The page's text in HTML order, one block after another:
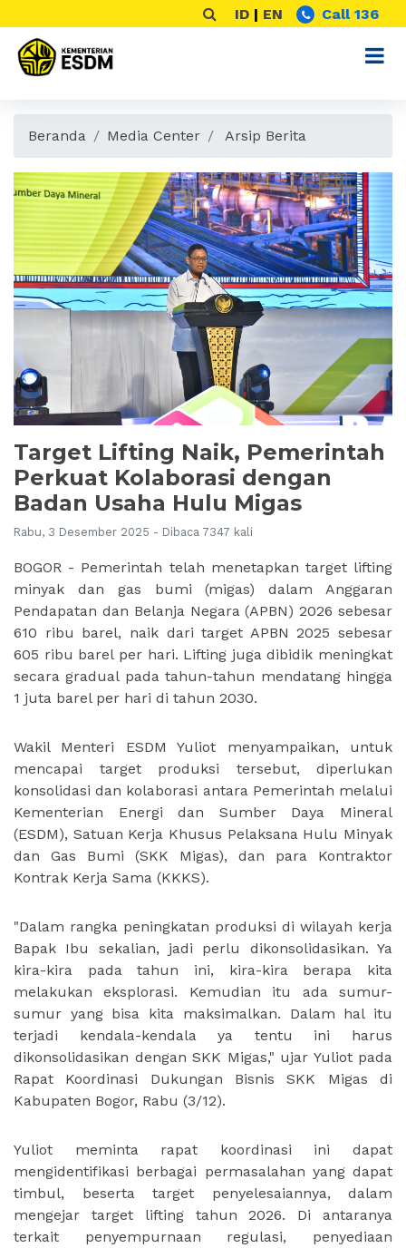
ID | EN Call 136
Beranda Media Center Arsip Berita
Target Lifting Naik, Pemerintah
Perkuat Kolaborasi dengan
Badan Usaha Hulu Migas
Rabu, 3 Desember 2025 - Dibaca 7347 kali
BOGOR - Pemerintah telah menetapkan target lifting
minyak dan gas bumi (migas) dalam Anggaran
Pendapatan dan Belanja Negara (APBN) 2026 sebesar
610 ribu barel, naik dari target APBN 2025 sebesar
605 ribu barel per hari. Lifting juga dibidik meningkat
secara gradual pada tahun-tahun mendatang hingga
1 juta barel per hari di tahun 2030.
Wakil Menteri ESDM Yuliot menyampaikan, untuk
mencapai target produksi tersebut, diperlukan
konsolidasi dan kolaborasi antara Pemerintah melalui
Kementerian Energi dan Sumber Daya Mineral
(ESDM), Satuan Kerja Khusus Pelaksana Hulu Minyak
dan Gas Bumi (SKK Migas), dan para Kontraktor
Kontrak Kerja Sama (KKKS).
"Dalam rangka peningkatan produksi di wilayah kerja
Bapak Ibu sekalian, jadi perlu dikonsolidasikan. Ya
kira-kira pada tahun ini, kira-kira berapa kita
melakukan eksplorasi. Kemudian itu ada sumur-
sumur yang bisa kita maksimalkan. Dalam hal itu
terjadi kendala-kendala ya tentu ini harus
dikonsolidasikan dengan SKK Migas," ujar Yuliot pada
Rapat Koordinasi Dukungan Bisnis SKK Migas di
Kabupaten Bogor, Rabu (3/12).
Yuliot meminta rapat koordinasi ini dapat
mengidentifikasi berbagai permasalahan yang dapat
timbul, beserta target penyelesaiannya, dalam
mengejar target lifting tahun 2026. Di antaranya
terkait penyempurnaan regulasi, penyediaan